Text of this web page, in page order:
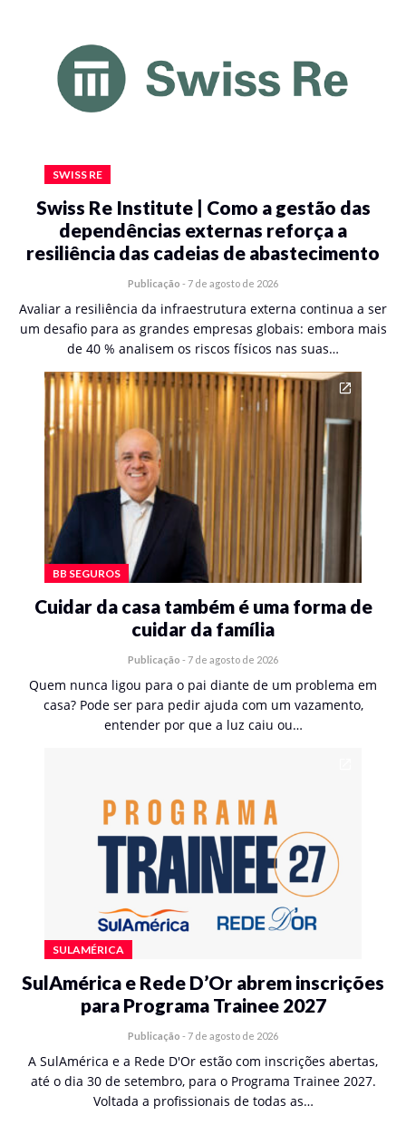
SWISS RE
Swiss Re Institute | Como a gestão das
dependências externas reforça a
resiliência das cadeias de abastecimento
Publicação - 7 de agosto de 2026
Avaliar a resiliência da infraestrutura externa continua a ser
um desafio para as grandes empresas globais: embora mais
de 40 % analisem os riscos físicos nas suas…
BB SEGUROS
Cuidar da casa também é uma forma de
cuidar da família
Publicação - 7 de agosto de 2026
Quem nunca ligou para o pai diante de um problema em
casa? Pode ser para pedir ajuda com um vazamento,
entender por que a luz caiu ou…
SULAMÉRICA
SulAmérica e Rede D’Or abrem inscrições
para Programa Trainee 2027
Publicação - 7 de agosto de 2026
A SulAmérica e a Rede D'Or estão com inscrições abertas,
até o dia 30 de setembro, para o Programa Trainee 2027.
Voltada a profissionais de todas as…